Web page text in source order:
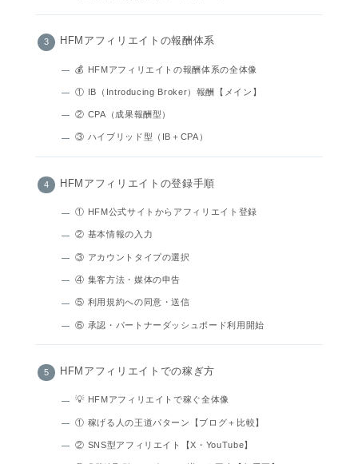
HFMアフィリエイトの報酬体系
💰 HFMアフィリエイトの報酬体系の全体像
① IB（Introducing Broker）報酬【メイン】
② CPA（成果報酬型）
③ ハイブリッド型（IB＋CPA）
HFMアフィリエイトの登録手順
① HFM公式サイトからアフィリエイト登録
② 基本情報の入力
③ アカウントタイプの選択
④ 集客方法・媒体の申告
⑤ 利用規約への同意・送信
⑥ 承認・パートナーダッシュボード利用開始
HFMアフィリエイトでの稼ぎ方
💡 HFMアフィリエイトで稼ぐ全体像
① 稼げる人の王道パターン【ブログ＋比較】
② SNS型アフィリエイト【X・YouTube】